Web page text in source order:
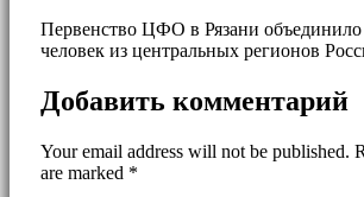
Первенство ЦФО в Рязани объединило
человек из центральных регионов
Добавить комментарий
Your email address will not be published.
are marked *